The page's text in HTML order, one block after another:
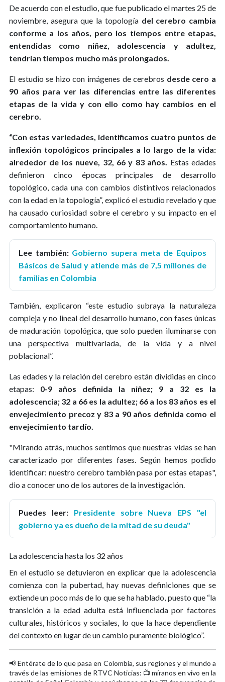
De acuerdo con el estudio, que fue publicado el martes 25 de
noviembre, asegura que la topología del cerebro cambia
conforme a los años, pero los tiempos entre etapas,
entendidas como niñez, adolescencia y adultez,
tendrían tiempos mucho más prolongados.
El estudio se hizo con imágenes de cerebros desde cero a
90 años para ver las diferencias entre las diferentes
etapas de la vida y con ello como hay cambios en el
cerebro.
“Con estas variedades, identificamos cuatro puntos de
inflexión topológicos principales a lo largo de la vida:
alrededor de los nueve, 32, 66 y 83 años. Estas edades
definieron cinco épocas principales de desarrollo
topológico, cada una con cambios distintivos relacionados
con la edad en la topología”, explicó el estudio revelado y que
ha causado curiosidad sobre el cerebro y su impacto en el
comportamiento humano.
Lee también: Gobierno supera meta de Equipos
Básicos de Salud y atiende más de 7,5 millones de
familias en Colombia
También, explicaron “este estudio subraya la naturaleza
compleja y no lineal del desarrollo humano, con fases únicas
de maduración topológica, que solo pueden iluminarse con
una perspectiva multivariada, de la vida y a nivel
poblacional”.
Las edades y la relación del cerebro están divididas en cinco
etapas: 0-9 años definida la niñez; 9 a 32 es la
adolescencia; 32 a 66 es la adultez; 66 a los 83 años es el
envejecimiento precoz y 83 a 90 años definida como el
envejecimiento tardío.
"Mirando atrás, muchos sentimos que nuestras vidas se han
caracterizado por diferentes fases. Según hemos podido
identificar: nuestro cerebro también pasa por estas etapas",
dio a conocer uno de los autores de la investigación.
Puedes leer: Presidente sobre Nueva EPS "el
gobierno ya es dueño de la mitad de su deuda"
La adolescencia hasta los 32 años
En el estudio se detuvieron en explicar que la adolescencia
comienza con la pubertad, hay nuevas definiciones que se
extiende un poco más de lo que se ha hablado, puesto que “la
transición a la edad adulta está influenciada por factores
culturales, históricos y sociales, lo que la hace dependiente
del contexto en lugar de un cambio puramente biológico”.
📢 Entérate de lo que pasa en Colombia, sus regiones y el mundo a
través de las emisiones de RTVC Noticias: 📺 míranos en vivo en la